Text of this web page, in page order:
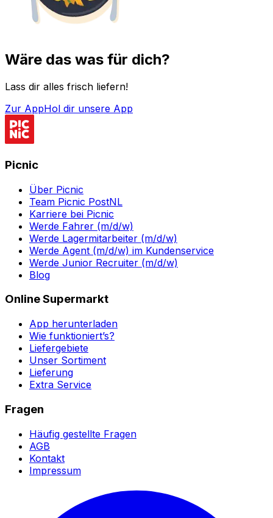
Wäre das was für dich?
Lass dir alles frisch liefern!
Zur AppHol dir unsere App
Picnic
Über Picnic
Team Picnic PostNL
Karriere bei Picnic
Werde Fahrer (m/d/w)
Werde Lagermitarbeiter (m/d/w)
Werde Agent (m/d/w) im Kundenservice
Werde Junior Recruiter (m/d/w)
Blog
Online Supermarkt
App herunterladen
Wie funktioniert’s?
Liefergebiete
Unser Sortiment
Lieferung
Extra Service
Fragen
Häufig gestellte Fragen
AGB
Kontakt
Impressum